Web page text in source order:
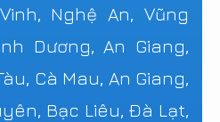
Nghệ An, Vũng
Dương, An Giang,
Cà Mau, An Giang,
Bạc Liêu, Đà Lạt,